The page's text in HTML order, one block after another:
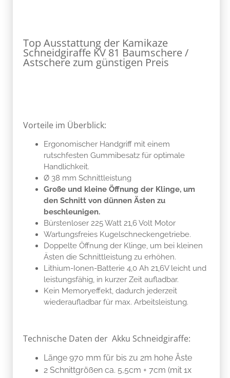
Top Ausstattung der Kamikaze
Schneidgiraffe KV 81 Baumschere /
Astschere zum günstigen Preis
Vorteile im Überblick:
Ergonomischer Handgriff mit einem
rutschfesten Gummibesatz für optimale
Handlichkeit.
Ø 38 mm Schnittleistung
Große und kleine Öffnung der Klinge, um
den Schnitt von dünnen Ästen zu
beschleunigen.
Bürstenloser 225 Watt 21,6 Volt Motor
Wartungsfreies Kugelschneckengetriebe.
Doppelte Öffnung der Klinge, um bei kleinen
Ästen die Schnittleistung zu erhöhen.
Lithium-Ionen-Batterie 4,0 Ah 21,6V leicht und
leistungsfähig, in kurzer Zeit aufladbar.
Kein Memoryeffekt, dadurch jederzeit
wiederaufladbar für max. Arbeitsleistung.
Technische Daten der Akku Schneidgiraffe:
Länge 970 mm für bis zu 2m hohe Äste
2 Schnittgrößen ca. 5,5cm + 7cm (mit 1x